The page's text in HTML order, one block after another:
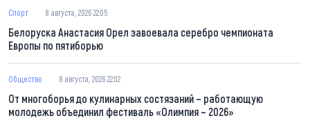
Спорт 8 августа, 2026 22:05
Белоруска Анастасия Орел завоевала серебро чемпионата
Европы по пятиборью
Общество 8 августа, 2026 22:02
От многоборья до кулинарных состязаний – работающую
молодежь объединил фестиваль «Олимпия – 2026»